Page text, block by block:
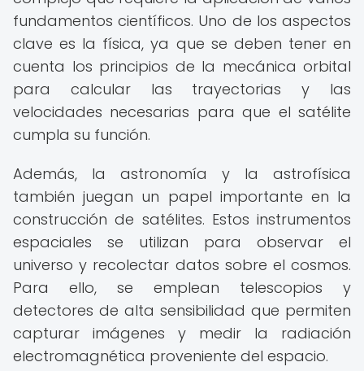
fundamentos científicos. Uno de los aspectos
clave es la física, ya que se deben tener en
cuenta los principios de la mecánica orbital
para calcular las trayectorias y las
velocidades necesarias para que el satélite
cumpla su función.
Además, la astronomía y la astrofísica
también juegan un papel importante en la
construcción de satélites. Estos instrumentos
espaciales se utilizan para observar el
universo y recolectar datos sobre el cosmos.
Para ello, se emplean telescopios y
detectores de alta sensibilidad que permiten
capturar imágenes y medir la radiación
electromagnética proveniente del espacio.